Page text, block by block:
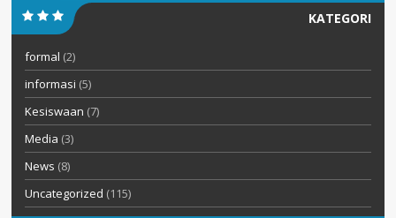
KATEGORI
formal (2)
informasi (5)
Kesiswaan (7)
Media (3)
News (8)
Uncategorized (115)